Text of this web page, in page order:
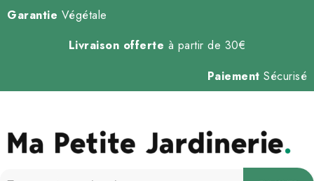
Garantie Végétale
Livraison offerte à partir de 30€
Paiement Sécurisé